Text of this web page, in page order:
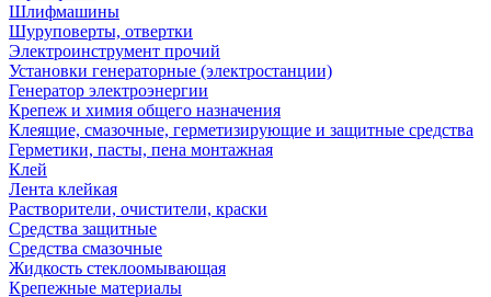
Шлифмашины
Шуруповерты, отвертки
Электроинструмент прочий
Установки генераторные (электростанции)
Генератор электроэнергии
Крепеж и химия общего назначения
Клеящие, смазочные, герметизирующие и защитные средства
Герметики, пасты, пена монтажная
Клей
Лента клейкая
Растворители, очистители, краски
Средства защитные
Средства смазочные
Жидкость стеклоомывающая
Крепежные материалы